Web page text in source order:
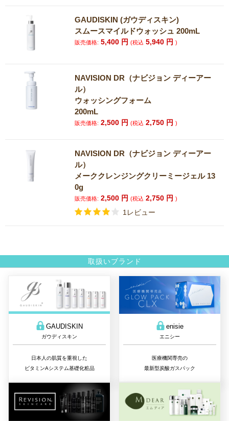
GAUDISKIN (ガウディスキン)
スムースマイルドウォッシュ 200mL
販売価格: 5,400 円(税込 5,940 円)
NAVISION DR（ナビジョン ディーアー
ル）
ウォッシングフォーム
200mL
販売価格: 2,500 円(税込 2,750 円)
NAVISION DR（ナビジョン ディーアー
ル）
メーククレンジングクリーミージェル 13
0g
販売価格: 2,500 円(税込 2,750 円)
1レビュー
取扱いブランド
GAUDISKIN
ガウディスキン
日本人の肌質を重視した
ビタミンAシステム基礎化粧品
enisie
エニシー
医療機関専売の
最新型炭酸ガスパック